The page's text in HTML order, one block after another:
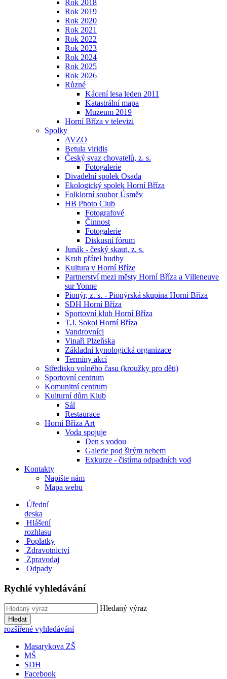
Rok 2018
Rok 2019
Rok 2020
Rok 2021
Rok 2022
Rok 2023
Rok 2024
Rok 2025
Rok 2026
Různé
Kácení lesa leden 2011
Katastrální mapa
Muzeum 2019
Horní Bříza v televizi
Spolky
AVZO
Betula viridis
Český svaz chovatelů, z. s.
Fotogalerie
Divadelní spolek Osada
Ekologický spolek Horní Bříza
Folklorní soubor Úsměv
HB Photo Club
Fotografové
Činnost
Fotogalerie
Diskusní fórum
Junák - český skaut, z. s.
Kruh přátel hudby
Kultura v Horní Bříze
Partnerství mezi městy Horní Bříza a Villeneuve
sur Yonne
Pionýr, z. s. - Pionýrská skupina Horní Bříza
SDH Horní Bříza
Sportovní klub Horní Bříza
T.J. Sokol Horní Bříza
Vandrovníci
Vinaři Plzeňska
Základní kynologická organizace
Termíny akcí
Středisko volného času (kroužky pro děti)
Sportovní centrum
Komunitní centrum
Kulturní dům Klub
Sál
Restaurace
Horní Bříza Art
Voda spojuje
Den s vodou
Galerie pod širým nebem
Exkurze - čistírna odpadních vod
Kontakty
Napište nám
Mapa webu
Úřední
deska
Hlášení
rozhlasu
Poplatky
Zdravotnictví
Zpravodaj
Odpady
Rychlé vyhledávání
Hledaný výraz
Hledat
rozšířené vyhledávání
Masarykova ZŠ
MŠ
SDH
Facebook